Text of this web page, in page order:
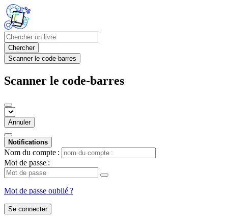
Chercher
Scanner le code-barres
Scanner le code-barres
Annuler
Notifications
Nom du compte :
Mot de passe :
Mot de passe oublié ?
Se connecter